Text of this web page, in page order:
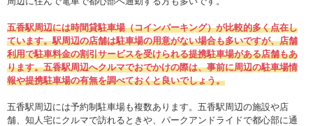
五香駅周辺には時間貸駐車場（コインパーキング）が比較的多く点在し
ています。駅周辺の店舗は駐車場の用意がない場合も多いですが、店舗
利用で駐車料金の割引サービスを受けられる提携駐車場がある店舗もあ
ります。五香駅周辺へクルマでおでかけの際は、事前に周辺の駐車場情
報や提携駐車場の有無を調べておくと良いでしょう。
五香駅周辺には予約制駐車場も複数あります。五香駅周辺の施設や店
舗、知人宅にクルマで訪れるときや、パークアンドライドで都心部に通